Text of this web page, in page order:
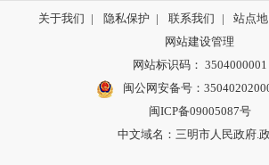
关于我们 | 隐私保护 | 联系我们 | 站点地
网站建设管理
网站标识码： 3504000001
闽公网安备号：
闽ICP备09005087号
中文域名：三明市人民政府.